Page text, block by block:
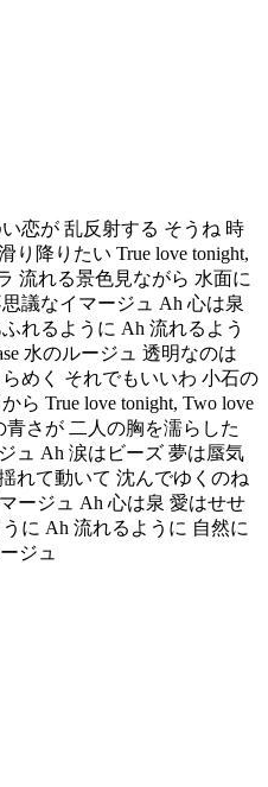
恋が 乱反射する そうね 時
り降りたい True love tonight,
流れる景色見ながら 水面に
議なイマージュ Ah 心は泉
れるように Ah 流れるよう
水のルージュ 透明なのは
めく それでもいいわ 小石の
ら True love tonight, Two love
青さが 二人の胸を濡らした
ュ Ah 涙はビーズ 夢は蜃気
れて動いて 沈んでゆくのね
ージュ Ah 心は泉 愛はせせ
に Ah 流れるように 自然に
ジュ